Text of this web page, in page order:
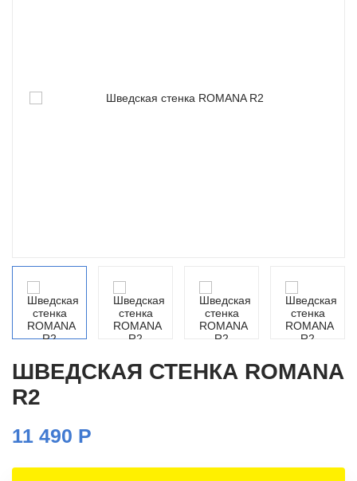
ШВЕДСКАЯ СТЕНКА ROMANA
R2
11 490 Р